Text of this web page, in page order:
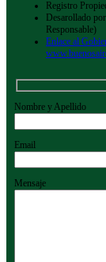
Registro
Desarollado
Responsable)
Enlace al
Nombre y Apellido
Email
Mensaje